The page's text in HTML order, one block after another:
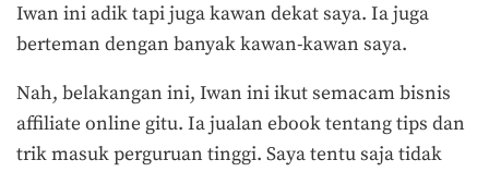
Iwan ini adik tapi juga kawan dekat saya. Ia juga
berteman dengan banyak kawan-kawan saya.
Nah, belakangan ini, Iwan ini ikut semacam bisnis
affiliate online gitu. Ia jualan ebook tentang tips dan
trik masuk perguruan tinggi. Saya tentu saja tidak